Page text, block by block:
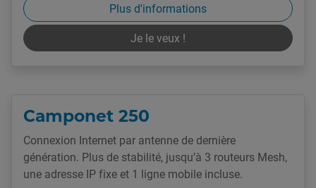
Plus d'informations
Je le veux !
Camponet 250
Connexion Internet par antenne de dernière
génération. Plus de stabilité, jusqu’à 3 routeurs Mesh,
une adresse IP fixe et 1 ligne mobile incluse.